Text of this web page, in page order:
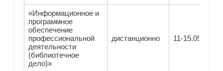
«Информационное и
программное
обеспечение
профессиональной
деятельности
(библиотечное
дело)»
дистанционно 11-15.05